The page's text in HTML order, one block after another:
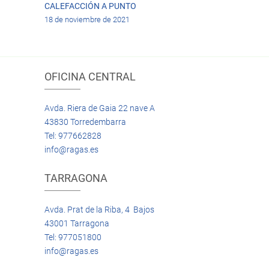
CALEFACCIÓN A PUNTO
18 de noviembre de 2021
OFICINA CENTRAL
Avda. Riera de Gaia 22 nave A
43830 Torredembarra
Tel: 977662828
info@ragas.es
TARRAGONA
Avda. Prat de la Riba, 4 Bajos
43001 Tarragona
Tel: 977051800
info@ragas.es